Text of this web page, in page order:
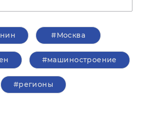
#Москва
#машиностроение
#регионы